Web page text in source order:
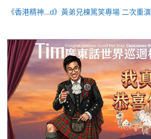
《香港精神...d》黃弟兄棟篤笑專場 二次重演